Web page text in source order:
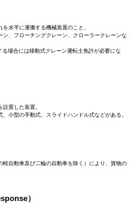
水平に運搬する機械装置のこと。
ン、フローチングクレーン、クローラークレーンな
場合には移動式クレーン運転士免許が必要にな
置した装置。
小型の手動式、スライドハンドル式などがある。
自動車及び二輪の自動車を除く）により、貨物の
）